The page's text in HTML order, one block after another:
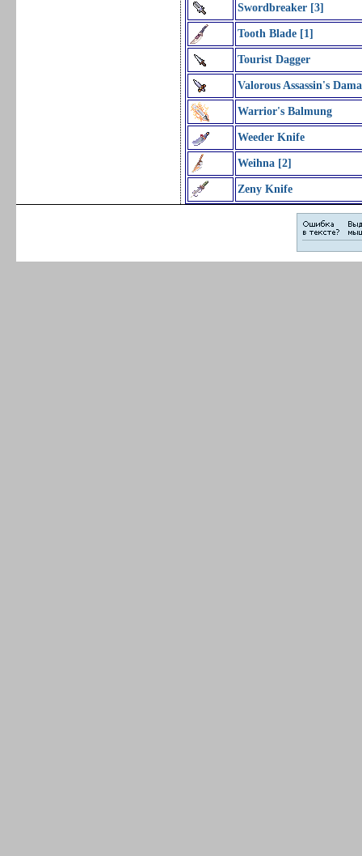
Swordbreaker [3]
Tooth Blade [1]
Tourist Dagger
Valorous Assassin's
Warrior's Balmung
Weeder Knife
Weihna [2]
Zeny Knife